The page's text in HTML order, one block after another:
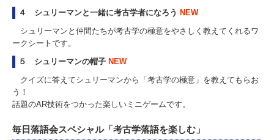
４ シュリーマンと一緒に考古学者になろう NEW
シュリーマンと仲間たちが考古学の極意をやさしく教えてくれるワ
ークシートです。
５ シュリーマンの帽子 NEW
クイズに答えてシュリーマンから「考古学の極意」を教えてもらお
う！
話題のAR技術をつかった楽しいミニゲームです。
毎日落語会スペシャル「考古学落語を楽しむ」